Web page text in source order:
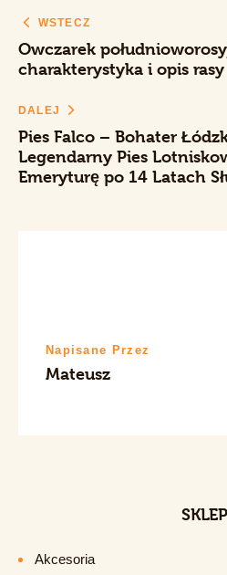
WSTECZ
Owczarek
charakterystyka i opis rasy
DALEJ
Pies Falco – Bohater
Legendarny Pies
Emeryturę po 14 Latach
Napisane Przez
Mateusz
SKLEP
Akcesoria